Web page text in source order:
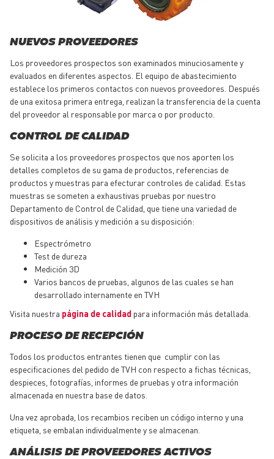
NUEVOS PROVEEDORES
Los proveedores prospectos son examinados minuciosamente y
evaluados en diferentes aspectos. El equipo de abastecimiento
establece los primeros contactos con nuevos proveedores. Después
de una exitosa primera entrega, realizan la transferencia de la cuenta
del proveedor al responsable por marca o por producto.
CONTROL DE CALIDAD
Se solicita a los proveedores prospectos que nos aporten los
detalles completos de su gama de productos, referencias de
productos y muestras para efecturar controles de calidad. Estas
muestras se someten a exhaustivas pruebas por nuestro
Departamento de Control de Calidad, que tiene una variedad de
dispositivos de análisis y medición a su disposición:
Espectrómetro
Test de dureza
Medición 3D
Varios bancos de pruebas, algunos de las cuales se han
desarrollado internamente en TVH
Visita nuestra página de calidad para información más detallada.
PROCESO DE RECEPCIÓN
Todos los productos entrantes tienen que cumplir con las
especificaciones del pedido de TVH con respecto a fichas técnicas,
despieces, fotografías, informes de pruebas y otra información
almacenada en nuestra base de datos.
Una vez aprobada, los recambios reciben un código interno y una
etiqueta, se embalan individualmente y se almacenan.
ANÁLISIS DE PROVEEDORES ACTIVOS